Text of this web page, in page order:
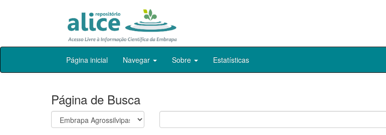
Skip
Página inicial Navegar Sobre Estatísticas
Página de Busca